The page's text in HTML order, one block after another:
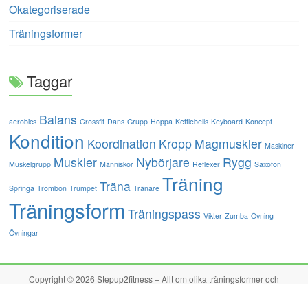
Okategoriserade
Träningsformer
Taggar
aerobics Balans Crossfit Dans Grupp Hoppa Kettlebells Keyboard Koncept
Kondition Koordination Kropp Magmuskler Maskiner
Muskelgrupp Muskler Människor Nybörjare Reflexer Rygg Saxofon
Springa Trombon Trumpet Träna Tränare Träning
Träningsform Träningspass Vikter Zumba Övning
Övningar
Copyright © 2026 Stepup2fitness – Allt om olika träningsformer och